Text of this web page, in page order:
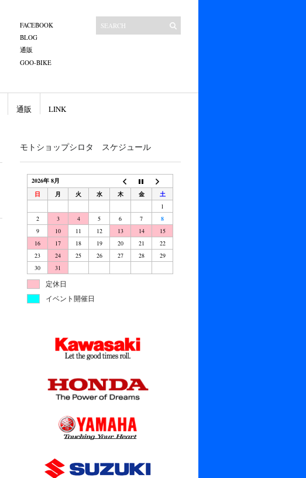
FACEBOOK
BLOG
通販
GOO-BIKE
通販 LINK
モトショップシロタ スケジュール
2026年 8月
日
月 火 水 木 金
土
1
2
3 4 5 6 7
8
9
10 11 12 13 14
15
16
17 18 19 20 21
22
23
24 25 26 27 28
29
30
31
定休日
イベント開催日